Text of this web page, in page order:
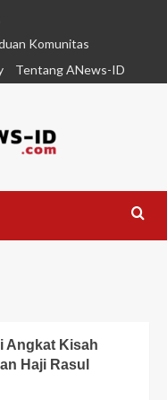
Komunitas
Tentang ANews-ID
Angkat Kisah
Haji Rasul